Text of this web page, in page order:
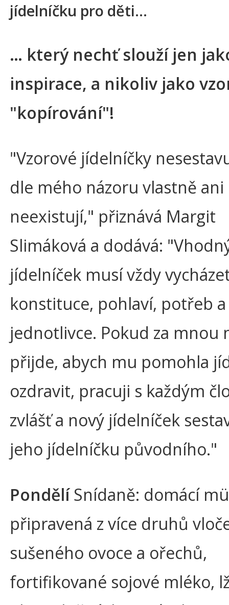
jídelníčku pro děti…
… který nechť slouží jen
inspirace, a nikoliv jako
"kopírování"!
"Vzorové jídelníčky
dle mého názoru vlastně ani
neexistují," přiznává Margit
Slimáková a dodává:
jídelníček musí vždy
konstituce, pohlaví, potřeb
jednotlivce. Pokud za mnou
přijde, abych mu pomohla
ozdravit, pracuji s každým
zvlášť a nový jídelníček
jeho jídelníčku původního."
PondělíSnídaně: domácí
připravená z více druhů
sušeného ovoce a ořechů,
fortifikované sojové mléko,